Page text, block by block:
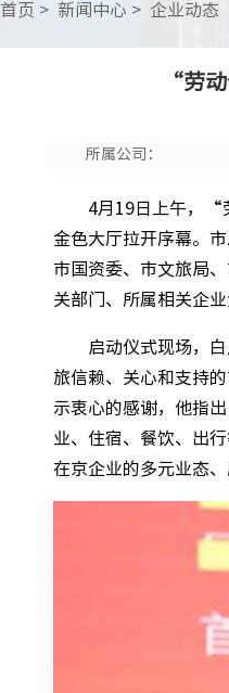
首页 > 新闻中心 > 企业动态
“劳
所属公司：
4月19日上午，“
金色大厅拉开序幕。
市国资委、市文旅局
关部门、所属相关企
启动仪式现场，
旅信赖、关心和支持
示衷心的感谢，他指
业、住宿、餐饮、出
在京企业的多元业态